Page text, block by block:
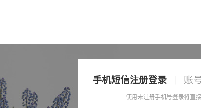
手机短信注册登录 账
使用未注册手机号登录将直